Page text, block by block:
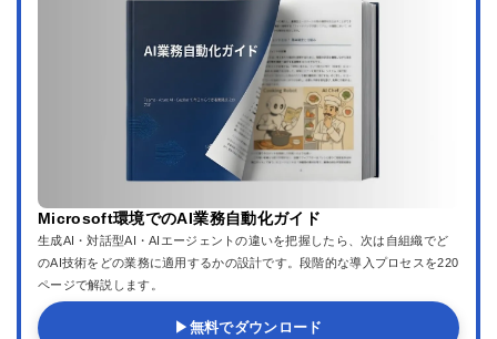
Microsoft環境でのAI業務自動化ガイド
生成AI・対話型AI・AIエージェントの違いを把握したら、次は自組織でど
のAI技術をどの業務に適用するかの設計です。段階的な導入プロセスを220
ページで解説します。
▶ 無料でダウンロード